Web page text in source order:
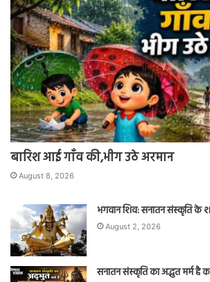
बारिश आई गाँव की,भीग उठे अरमान
August 8, 2026
भगवान शिव: सनातन संस्कृति के
August 2, 2026
सनातन संस्कृति का अद्भुत मर्म है